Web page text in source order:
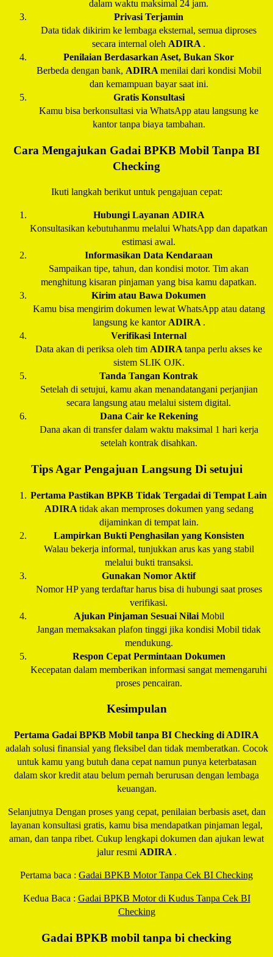
dalam waktu maksimal 24 jam.
Privasi Terjamin
Data tidak dikirim ke lembaga eksternal, semua diproses
secara internal oleh ADIRA .
Penilaian Berdasarkan Aset, Bukan Skor
Berbeda dengan bank, ADIRA menilai dari kondisi Mobil
dan kemampuan bayar saat ini.
Gratis Konsultasi
Kamu bisa berkonsultasi via WhatsApp atau langsung ke
kantor tanpa biaya tambahan.
Cara Mengajukan Gadai BPKB Mobil Tanpa BI
Checking
Ikuti langkah berikut untuk pengajuan cepat:
Hubungi Layanan ADIRA
Konsultasikan kebutuhanmu melalui WhatsApp dan dapatkan
estimasi awal.
Informasikan Data Kendaraan
Sampaikan tipe, tahun, dan kondisi motor. Tim akan
menghitung kisaran pinjaman yang bisa kamu dapatkan.
Kirim atau Bawa Dokumen
Kamu bisa mengirim dokumen lewat WhatsApp atau datang
langsung ke kantor ADIRA .
Verifikasi Internal
Data akan di periksa oleh tim ADIRA tanpa perlu akses ke
sistem SLIK OJK.
Tanda Tangan Kontrak
Setelah di setujui, kamu akan menandatangani perjanjian
secara langsung atau melalui sistem digital.
Dana Cair ke Rekening
Dana akan di transfer dalam waktu maksimal 1 hari kerja
setelah kontrak disahkan.
Tips Agar Pengajuan Langsung Di setujui
Pertama Pastikan BPKB Tidak Tergadai di Tempat Lain
ADIRA tidak akan memproses dokumen yang sedang
dijaminkan di tempat lain.
Lampirkan Bukti Penghasilan yang Konsisten
Walau bekerja informal, tunjukkan arus kas yang stabil
melalui bukti transaksi.
Gunakan Nomor Aktif
Nomor HP yang terdaftar harus bisa di hubungi saat proses
verifikasi.
Ajukan Pinjaman Sesuai Nilai Mobil
Jangan memaksakan plafon tinggi jika kondisi Mobil tidak
mendukung.
Respon Cepat Permintaan Dokumen
Kecepatan dalam memberikan informasi sangat memengaruhi
proses pencairan.
Kesimpulan
Pertama Gadai BPKB Mobil tanpa BI Checking di ADIRA
adalah solusi finansial yang fleksibel dan tidak memberatkan. Cocok
untuk kamu yang butuh dana cepat namun punya keterbatasan
dalam skor kredit atau belum pernah berurusan dengan lembaga
keuangan.
Selanjutnya Dengan proses yang cepat, penilaian berbasis aset, dan
layanan konsultasi gratis, kamu bisa mendapatkan pinjaman legal,
aman, dan tanpa ribet. Cukup lengkapi dokumen dan ajukan lewat
jalur resmi ADIRA .
Pertama baca : Gadai BPKB Motor Tanpa Cek BI Checking
Kedua Baca : Gadai BPKB Motor di Kudus Tanpa Cek BI
Checking
Gadai BPKB mobil tanpa bi checking